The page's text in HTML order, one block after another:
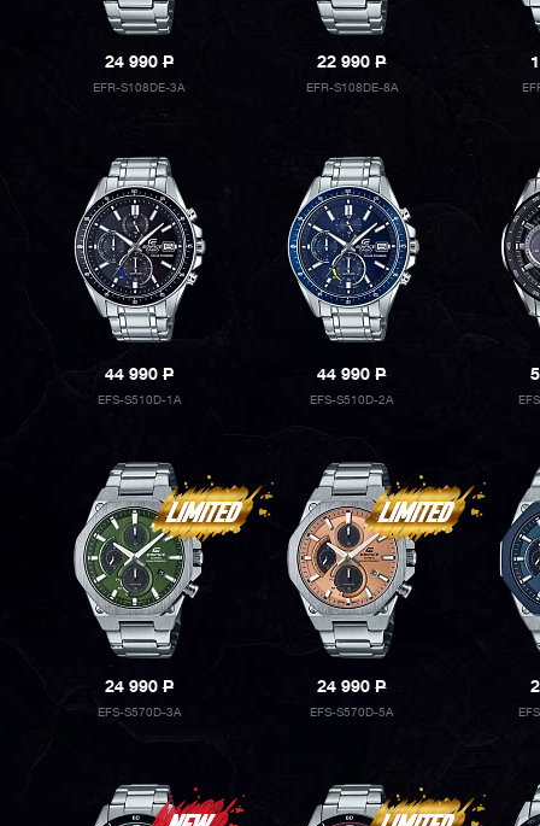
24 990P
EFR-S108DE-3A
22 990P
EFR-S108DE-8A
44 990P
EFS-S510D-1A
44 990P
EFS-S510D-2A
24 990P
EFS-S570D-3A
24 990P
EFS-S570D-5A